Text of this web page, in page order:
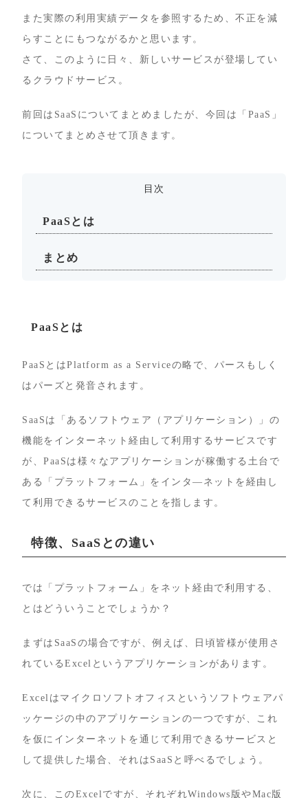
また実際の利用実績データを参照するため、不正を減
らすことにもつながるかと思います。
さて、このように日々、新しいサービスが登場してい
るクラウドサービス。
前回はSaaSについてまとめましたが、今回は「PaaS」
についてまとめさせて頂きます。
目次
PaaSとは
まとめ
PaaSとは
PaaSとはPlatform as a Serviceの略で、パースもしく
はパーズと発音されます。
SaaSは「あるソフトウェア（アプリケーション）」の
機能をインターネット経由して利用するサービスです
が、PaaSは様々なアプリケーションが稼働する土台で
ある「プラットフォーム」をインタ―ネットを経由し
て利用できるサービスのことを指します。
特徴、SaaSとの違い
では「プラットフォーム」をネット経由で利用する、
とはどういうことでしょうか？
まずはSaaSの場合ですが、例えば、日頃皆様が使用さ
れているExcelというアプリケーションがあります。
Excelはマイクロソフトオフィスというソフトウェアパ
ッケージの中のアプリケーションの一つですが、これ
を仮にインターネットを通じて利用できるサービスと
して提供した場合、それはSaaSと呼べるでしょう。
次に、このExcelですが、それぞれWindows版やMac版